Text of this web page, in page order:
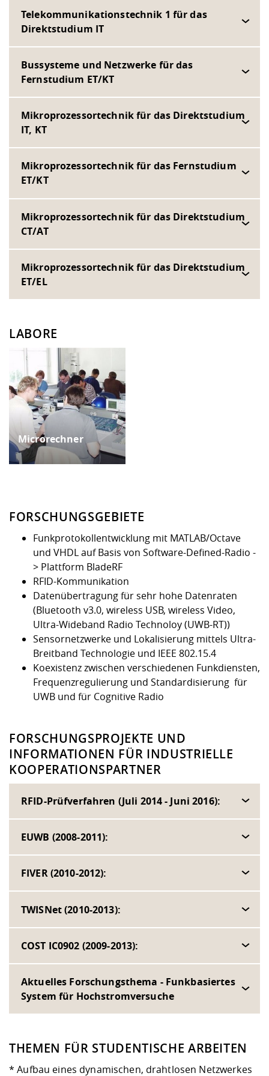
Telekommunikationstechnik 1 für das
Direktstudium IT
Bussysteme und Netzwerke für das
Fernstudium ET/KT
Mikroprozessortechnik für das Direktstudium
IT, KT
Mikroprozessortechnik für das Fernstudium
ET/KT
Mikroprozessortechnik für das Direktstudium
CT/AT
Mikroprozessortechnik für das Direktstudium
ET/EL
LABORE
Microrechner
FORSCHUNGSGEBIETE
Funkprotokollentwicklung mit MATLAB/Octave
und VHDL auf Basis von Software-Defined-Radio -
> Plattform BladeRF
RFID-Kommunikation
Datenübertragung für sehr hohe Datenraten
(Bluetooth v3.0, wireless USB, wireless Video,
Ultra-Wideband Radio Technoloy (UWB-RT))
Sensornetzwerke und Lokalisierung mittels Ultra-
Breitband Technologie und IEEE 802.15.4
Koexistenz zwischen verschiedenen Funkdiensten,
Frequenzregulierung und Standardisierung für
UWB und für Cognitive Radio
FORSCHUNGSPROJEKTE UND
INFORMATIONEN FÜR INDUSTRIELLE
KOOPERATIONSPARTNER
RFID-Prüfverfahren (Juli 2014 - Juni 2016):
EUWB (2008-2011):
FIVER (2010-2012):
TWISNet (2010-2013):
COST IC0902 (2009-2013):
Aktuelles Forschungsthema - Funkbasiertes
System für Hochstromversuche
THEMEN FÜR STUDENTISCHE ARBEITEN
* Aufbau eines dynamischen, drahtlosen Netzwerkes